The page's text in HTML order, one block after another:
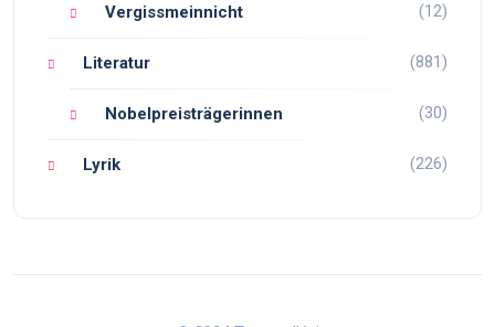
Vergissmeinnicht (12)
Literatur (881)
Nobelpreisträgerinnen (30)
Lyrik (226)